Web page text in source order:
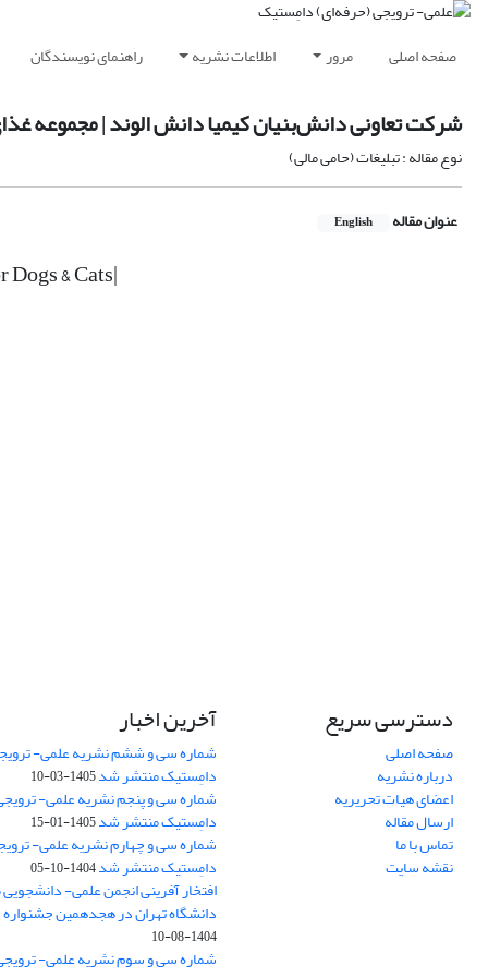
صفحه اصلی مرور اطلاعات نشریه راهنمای نویسندگان
شرکت تعاونی دانش‌بنیان کیمیا دانش الوند |
نوع مقاله : تبلیغات (حامی مالی)
عنوان مقاله English
& Cats|
دسترسی سریع
صفحه اصلی
درباره نشریه
اعضای هیات تحریریه
ارسال مقاله
تماس با ما
نقشه سایت
آخرین اخبار
شماره سی و ششم نشریه علمی-
دامِستیک منتشر شد1405-03-10
شماره سی و پنجم نشریه علمی-
دامِستیک منتشر شد1405-01-15
شماره سی و چهارم نشریه علمی-
دامِستیک منتشر شد1404-10-05
افتخار آفرینی انجمن علمی-
دانشگاه تهران در هجدهمین
1404-08-10
شماره سی و سوم نشریه علمی-